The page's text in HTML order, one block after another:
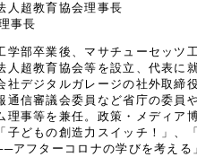
人超教育協会理事長
事長
学部卒業後、マサチューセッツ
人超教育協会等を設立、代表に
社デジタルガレージの社外取締役
通信審議会委員など省庁の委員
理事等を兼任。政策・メディア博
子どもの創造力スイッチ！」、
アフターコロナの学びを考え